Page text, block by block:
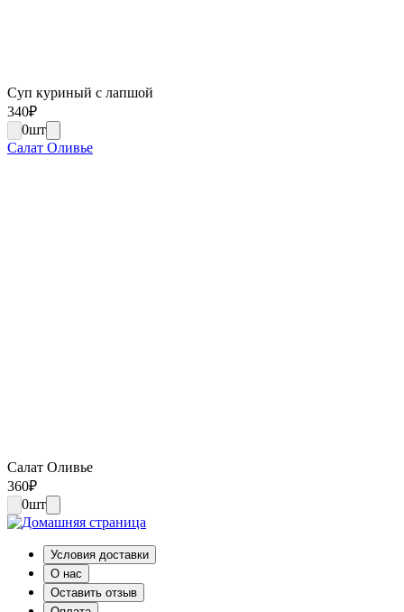
Суп куриный с лапшой
340₽
0шт
Салат Оливье
Салат Оливье
360₽
0шт
Условия доставки
О нас
Оставить отзыв